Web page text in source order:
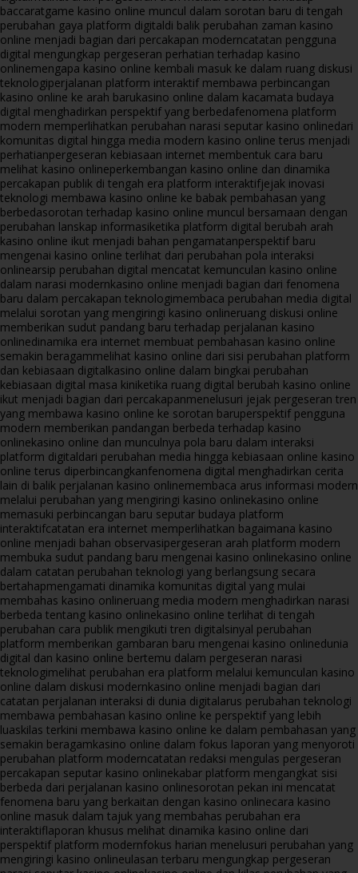
baccaratgame kasino online muncul dalam sorotan baru di tengah
perubahan gaya platform digitaldi balik perubahan zaman kasino
online menjadi bagian dari percakapan moderncatatan pengguna
digital mengungkap pergeseran perhatian terhadap kasino
onlinemengapa kasino online kembali masuk ke dalam ruang diskusi
teknologiperjalanan platform interaktif membawa perbincangan
kasino online ke arah barukasino online dalam kacamata budaya
digital menghadirkan perspektif yang berbedafenomena platform
modern memperlihatkan perubahan narasi seputar kasino onlinedari
komunitas digital hingga media modern kasino online terus menjadi
perhatianpergeseran kebiasaan internet membentuk cara baru
melihat kasino onlineperkembangan kasino online dan dinamika
percakapan publik di tengah era platform interaktifjejak inovasi
teknologi membawa kasino online ke babak pembahasan yang
berbedasorotan terhadap kasino online muncul bersamaan dengan
perubahan lanskap informasiketika platform digital berubah arah
kasino online ikut menjadi bahan pengamatanperspektif baru
mengenai kasino online terlihat dari perubahan pola interaksi
onlinearsip perubahan digital mencatat kemunculan kasino online
dalam narasi modernkasino online menjadi bagian dari fenomena
baru dalam percakapan teknologimembaca perubahan media digital
melalui sorotan yang mengiringi kasino onlineruang diskusi online
memberikan sudut pandang baru terhadap perjalanan kasino
onlinedinamika era internet membuat pembahasan kasino online
semakin beragammelihat kasino online dari sisi perubahan platform
dan kebiasaan digitalkasino online dalam bingkai perubahan
kebiasaan digital masa kiniketika ruang digital berubah kasino online
ikut menjadi bagian dari percakapanmenelusuri jejak pergeseran tren
yang membawa kasino online ke sorotan baruperspektif pengguna
modern memberikan pandangan berbeda terhadap kasino
onlinekasino online dan munculnya pola baru dalam interaksi
platform digitaldari perubahan media hingga kebiasaan online kasino
online terus diperbincangkanfenomena digital menghadirkan cerita
lain di balik perjalanan kasino onlinemembaca arus informasi modern
melalui perubahan yang mengiringi kasino onlinekasino online
memasuki perbincangan baru seputar budaya platform
interaktifcatatan era internet memperlihatkan bagaimana kasino
online menjadi bahan observasipergeseran arah platform modern
membuka sudut pandang baru mengenai kasino onlinekasino online
dalam catatan perubahan teknologi yang berlangsung secara
bertahapmengamati dinamika komunitas digital yang mulai
membahas kasino onlineruang media modern menghadirkan narasi
berbeda tentang kasino onlinekasino online terlihat di tengah
perubahan cara publik mengikuti tren digitalsinyal perubahan
platform memberikan gambaran baru mengenai kasino onlinedunia
digital dan kasino online bertemu dalam pergeseran narasi
teknologimelihat perubahan era platform melalui kemunculan kasino
online dalam diskusi modernkasino online menjadi bagian dari
catatan perjalanan interaksi di dunia digitalarus perubahan teknologi
membawa pembahasan kasino online ke perspektif yang lebih
luaskilas terkini membawa kasino online ke dalam pembahasan yang
semakin beragamkasino online dalam fokus laporan yang menyoroti
perubahan platform moderncatatan redaksi mengulas pergeseran
percakapan seputar kasino onlinekabar platform mengangkat sisi
berbeda dari perjalanan kasino onlinesorotan pekan ini mencatat
fenomena baru yang berkaitan dengan kasino onlinecara kasino
online masuk dalam tajuk yang membahas perubahan era
interaktiflaporan khusus melihat dinamika kasino online dari
perspektif platform modernfokus harian menelusuri perubahan yang
mengiringi kasino onlineulasan terbaru mengungkap pergeseran